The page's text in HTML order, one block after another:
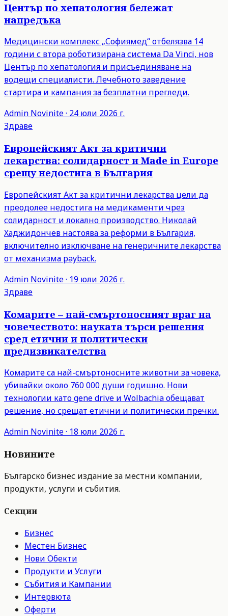
Център по хепатология бележат
напредъка
Медицински комплекс „Софиямед“ отбелязва 14
години с втора роботизирана система Da Vinci, нов
Център по хепатология и присъединяване на
водещи специалисти. Лечебното заведение
стартира и кампания за безплатни прегледи.
Admin Novinite· 24 юли 2026 г.
Здраве
Европейският Акт за критични
лекарства: солидарност и Made in Europe
срещу недостига в България
Европейският Акт за критични лекарства цели да
преодолее недостига на медикаменти чрез
солидарност и локално производство. Николай
Хаджидончев настоява за реформи в България,
включително изключване на генеричните лекарства
от механизма payback.
Admin Novinite· 19 юли 2026 г.
Здраве
Комарите – най-смъртоносният враг на
човечеството: науката търси решения
сред етични и политически
предизвикателства
Комарите са най-смъртоносните животни за човека,
убивайки около 760 000 души годишно. Нови
технологии като gene drive и Wolbachia обещават
решение, но срещат етични и политически пречки.
Admin Novinite· 18 юли 2026 г.
Новините
Българско бизнес издание за местни компании,
продукти, услуги и събития.
Секции
Бизнес
Местен Бизнес
Нови Обекти
Продукти и Услуги
Събития и Кампании
Интервюта
Оферти